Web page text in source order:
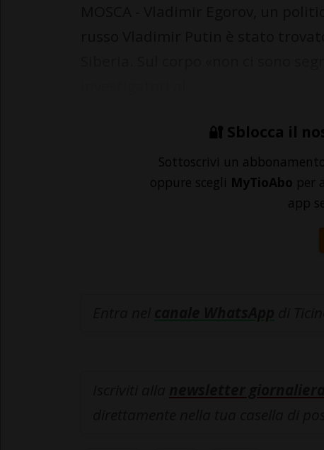
🔐 Sblocca il
Sottoscrivi un
oppure scegli MyTioAbo per
app